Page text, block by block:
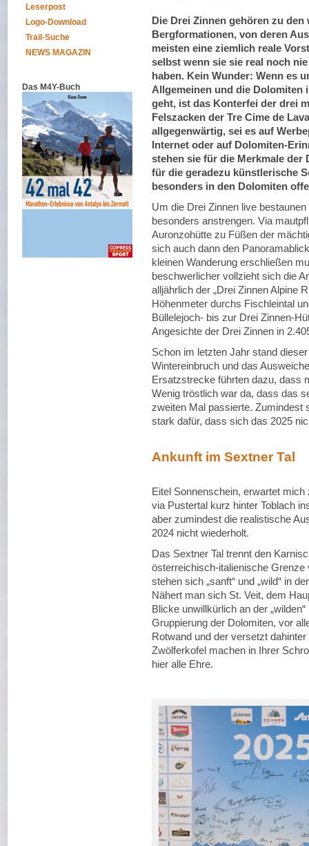
Leserpost
Logo-Download
Trail-Suche
NEWS MAGAZIN
Das M4Y-Buch
Die Drei Zinnen gehören zu den
Bergformationen, von deren
meisten eine ziemlich reale
selbst wenn sie sie real noch
haben. Kein Wunder: Wenn es
Allgemeinen und die Dolomiten
geht, ist das Konterfei der drei
Felszacken der Tre Cime de
allgegenwärtig, sei es auf
Internet oder auf Dolomiten-
stehen sie für die Merkmale
für die geradezu künstlerische
besonders in den Dolomiten
Um die Drei Zinnen live
besonders anstrengen. Via
Auronzohütte zu Füßen der
sich auch dann den
kleinen Wanderung erschließen
beschwerlicher vollzieht sich die
alljährlich der „Drei Zinnen Alpine
Höhenmeter durchs Fischleintal
Büllelejoch- bis zur Drei Zinnen-
Angesichte der Drei Zinnen in
Schon im letzten Jahr stand
Wintereinbruch und das
Ersatzstrecke führten dazu, dass
Wenig tröstlich war da, dass das
zweiten Mal passierte. Zumindest
stark dafür, dass sich das 2025
Ankunft im Sextner Tal
Eitel Sonnenschein, erwartet
via Pustertal kurz hinter Toblach
aber zumindest die realistische
2024 nicht wiederholt.
Das Sextner Tal trennt den
österreichisch-italienische
stehen sich „sanft“ und „wild“ in
Nähert man sich St. Veit, dem
Blicke unwillkürlich an der
Gruppierung der Dolomiten, vor
Rotwand und der versetzt
Zwölferkofel machen in Ihrer
hier alle Ehre.